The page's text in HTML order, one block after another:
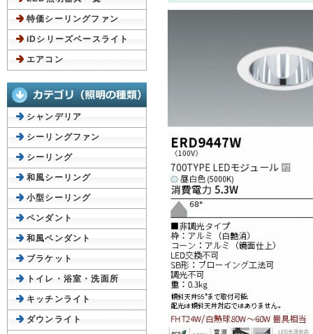
特価シーリングファン
iDシリーズベースライト
エアコン
シャンデリア
シーリングファン
シーリング
和風シーリング
小型シーリング
ペンダント
和風ペンダント
ブラケット
トイレ・浴室・洗面所
キッチンライト
ダウンライト